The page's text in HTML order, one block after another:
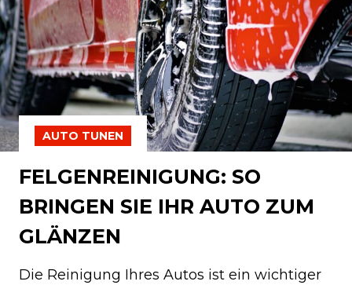
AUTO TUNEN
FELGENREINIGUNG: SO
BRINGEN SIE IHR AUTO ZUM
GLÄNZEN
Die Reinigung Ihres Autos ist ein wichtiger